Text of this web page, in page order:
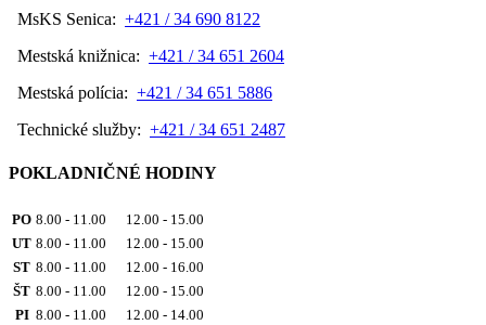
MsKS Senica: +421 / 34 690 8122
Mestská knižnica: +421 / 34 651 2604
Mestská polícia: +421 / 34 651 5886
Technické služby: +421 / 34 651 2487
POKLADNIČNÉ HODINY
PO 8.00 - 11.00 12.00 - 15.00
UT 8.00 - 11.00 12.00 - 15.00
ST 8.00 - 11.00 12.00 - 16.00
ŠT 8.00 - 11.00 12.00 - 15.00
PI 8.00 - 11.00 12.00 - 14.00